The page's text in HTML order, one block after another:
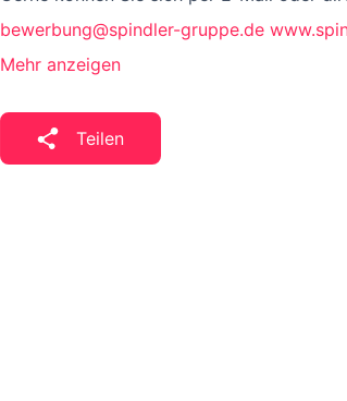
bewerbung@spindler-gruppe.de
Mehr anzeigen
Teilen